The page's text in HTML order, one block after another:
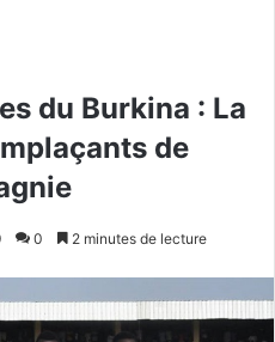
du Burkina : La
de
0 2 minutes de lecture